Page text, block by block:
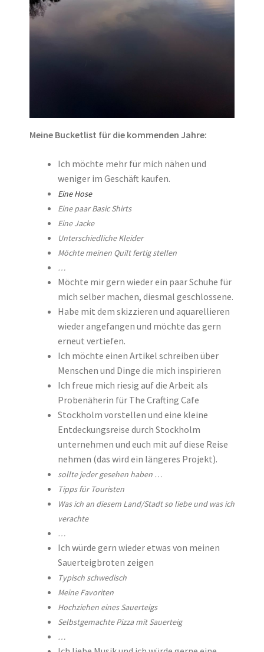
Meine Bucketlist für die kommenden Jahre:
Ich möchte mehr für mich nähen und
weniger im Geschäft kaufen.
Eine Hose
Eine paar Basic Shirts
Eine Jacke
Unterschiedliche Kleider
Möchte meinen Quilt fertig stellen
…
Möchte mir gern wieder ein paar Schuhe für
mich selber machen, diesmal geschlossene.
Habe mit dem skizzieren und aquarellieren
wieder angefangen und möchte das gern
erneut vertiefen.
Ich möchte einen Artikel schreiben über
Menschen und Dinge die mich inspirieren
Ich freue mich riesig auf die Arbeit als
Probenäherin für The Crafting Cafe
Stockholm vorstellen und eine kleine
Entdeckungsreise durch Stockholm
unternehmen und euch mit auf diese Reise
nehmen (das wird ein längeres Projekt).
sollte jeder gesehen haben …
Tipps für Touristen
Was ich an diesem Land/Stadt so liebe und was ich
verachte
…
Ich würde gern wieder etwas von meinen
Sauerteigbroten zeigen
Typisch schwedisch
Meine Favoriten
Hochziehen eines Sauerteigs
Selbstgemachte Pizza mit Sauerteig
…